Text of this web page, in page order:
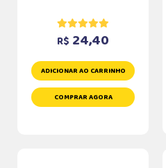
R$ 24,40
ADICIONAR AO CARRINHO
COMPRAR AGORA